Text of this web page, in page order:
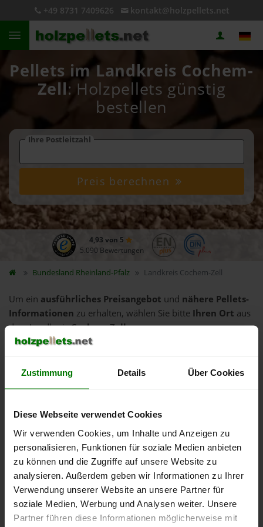
Zustimmung Details Über Cookies
Diese Webseite verwendet Cookies
Wir verwenden Cookies, um Inhalte und Anzeigen zu
personalisieren, Funktionen für soziale Medien anbieten
zu können und die Zugriffe auf unsere Website zu
analysieren. Außerdem geben wir Informationen zu Ihrer
Verwendung unserer Website an unsere Partner für
soziale Medien, Werbung und Analysen weiter. Unsere
Partner führen diese Informationen möglicherweise mit
+49 8731 7409626 kontakt@holzpellets.net
Pellets im Landkreis Cochem-
Zell: Holzpellets günstig
bestellen
Ihre Postleitzahl
Preis berechnen
4,93 von 5
5.090 Bewertungen
Bundesland Rheinland-Pfalz Landkreis Cochem-Zell
Um ein ausführliches Preisangebot und nähere Pellets-
Informationen zu erhalten, wählen Sie bitte Ihren Ort aus
dem LandkreisCochem-Zellaus.
Alflen
Bad Bertrich
Binningen
Briedel
Brieden
Briedern
Büchel
Dohr